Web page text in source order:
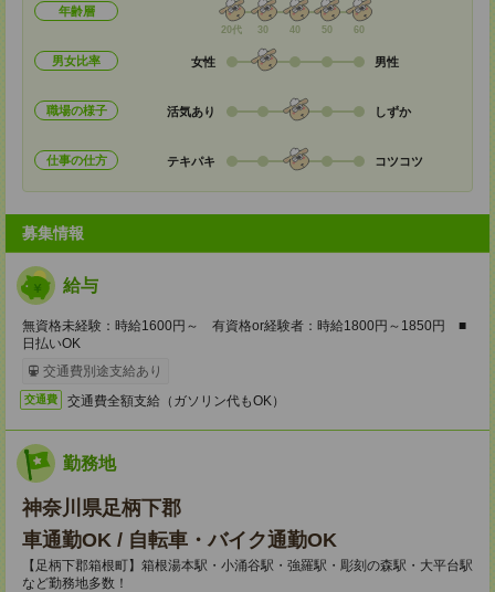
年齢層
20代 30 40 50 60
男女比率 女性 男性
職場の様子 活気あり しずか
仕事の仕方 テキパキ コツコツ
募集情報
給与
無資格未経験：時給1600円～ 有資格or経験者：時給1800円～1850円 ■
日払いOK
交通費別途支給あり
交通費 交通費全額支給（ガソリン代もOK）
勤務地
神奈川県足柄下郡
車通勤OK / 自転車・バイク通勤OK
【足柄下郡箱根町】箱根湯本駅・小涌谷駅・強羅駅・彫刻の森駅・大平台駅
など勤務地多数！